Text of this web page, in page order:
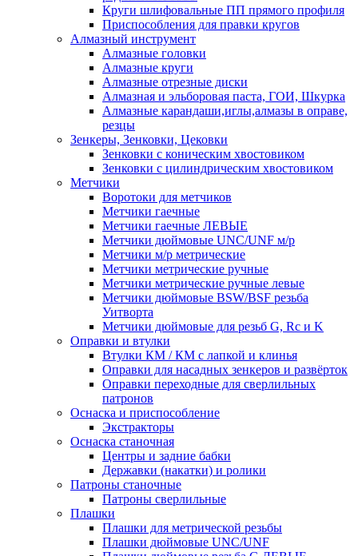
Круги шлифовальные ПП прямого профиля
Приспособления для правки кругов
Алмазный инструмент
Алмазные головки
Алмазные круги
Алмазные отрезные диски
Алмазная и эльборовая паста, ГОИ, Шкурка
Алмазные карандаши,иглы,алмазы в оправе,
резцы
Зенкеры, Зенковки, Цековки
Зенковки с коническим хвостовиком
Зенковки с цилиндрическим хвостовиком
Метчики
Воротоки для метчиков
Метчики гаечные
Метчики гаечные ЛЕВЫЕ
Метчики дюймовые UNC/UNF м/р
Метчики м/р метрические
Метчики метрические ручные
Метчики метрические ручные левые
Метчики дюймовые BSW/BSF резьба
Уитворта
Метчики дюймовые для резьб G, Rc и K
Оправки и втулки
Втулки КМ / КМ с лапкой и клинья
Оправки для насадных зенкеров и развёрток
Оправки переходные для сверлильных
патронов
Оснаска и приспособление
Экстракторы
Оснаска станочная
Центры и задние бабки
Державки (накатки) и ролики
Патроны станочные
Патроны сверлильные
Плашки
Плашки для метрической резьбы
Плашки дюймовые UNC/UNF